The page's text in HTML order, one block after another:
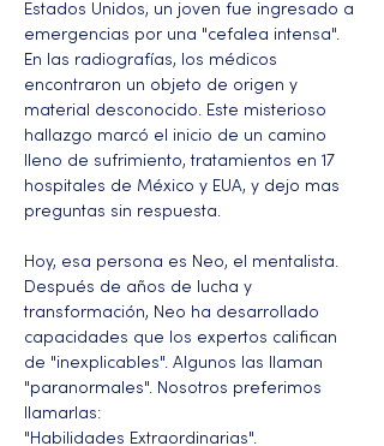
Estados Unidos, un joven fue ingresado a
emergencias por una "cefalea intensa".
En las radiografías, los médicos
encontraron un objeto de origen y
material desconocido. Este misterioso
hallazgo marcó el inicio de un camino
lleno de sufrimiento, tratamientos en 17
hospitales de México y EUA, y dejo mas
preguntas sin respuesta.
Hoy, esa persona es Neo, el mentalista.
Después de años de lucha y
transformación, Neo ha desarrollado
capacidades que los expertos califican
de "inexplicables". Algunos las llaman
"paranormales". Nosotros preferimos
llamarlas:
"Habilidades Extraordinarias".